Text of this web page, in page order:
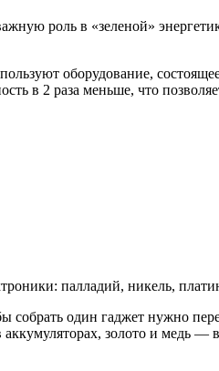
роль в «зеленой»
оборудование,
в 2 раза меньше, что
палладий, никель,
собрать один гаджет нужно
золото и медь